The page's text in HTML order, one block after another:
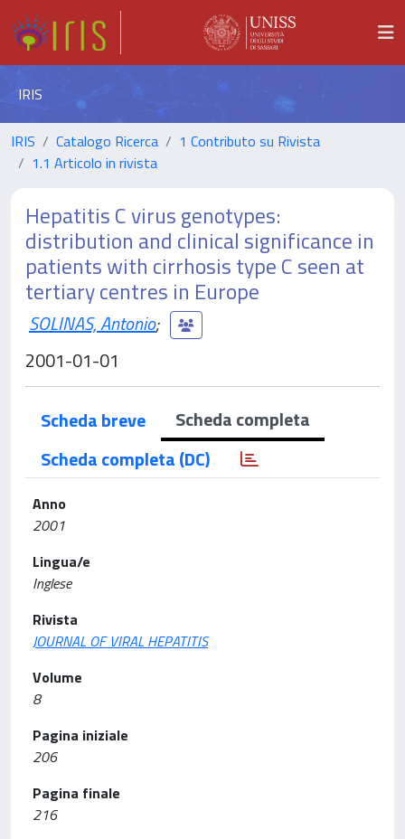
IRIS
IRIS Catalogo Ricerca
1 Contributo su Rivista
1.1 Articolo in rivista
Hepatitis C virus genotypes:
distribution and clinical significance in
patients with cirrhosis type C seen at
tertiary centres in Europe
SOLINAS, Antonio;
2001-01-01
Scheda breve
Scheda completa
Scheda completa (DC)
Anno
2001
Lingua/e
Inglese
Rivista
JOURNAL OF VIRAL HEPATITIS
Volume
8
Pagina iniziale
206
Pagina finale
216